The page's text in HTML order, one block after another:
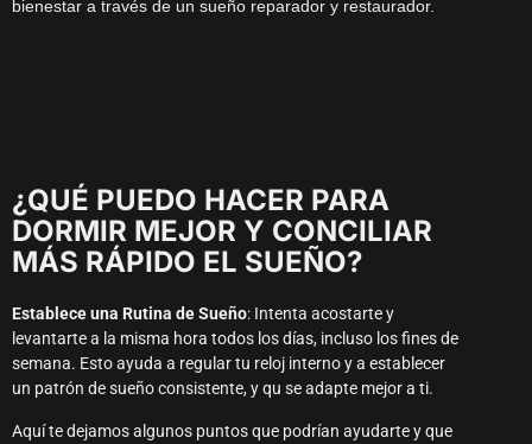
bienestar a través de un sueño reparador y restaurador.
¿QUÉ PUEDO HACER PARA
DORMIR MEJOR Y CONCILIAR
MÁS RÁPIDO EL SUEÑO?
Establece una Rutina de Sueño: Intenta acostarte y
levantarte a la misma hora todos los días, incluso los fines de
semana. Esto ayuda a regular tu reloj interno y a establecer
un patrón de sueño consistente, y qu se adapte mejor a ti.
Aquí te dejamos algunos puntos que podrían ayudarte y que